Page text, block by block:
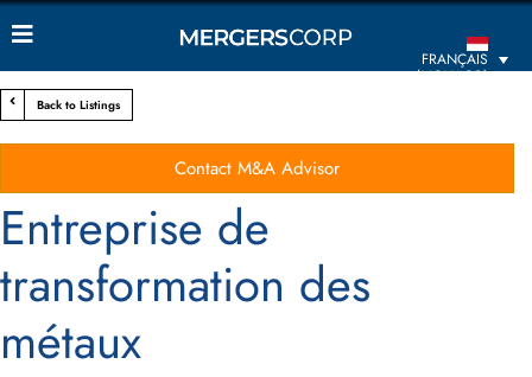
FRANÇAIS
(MONACO)
Back to Listings
Contact M&A Advisor
Entreprise de
transformation des
métaux